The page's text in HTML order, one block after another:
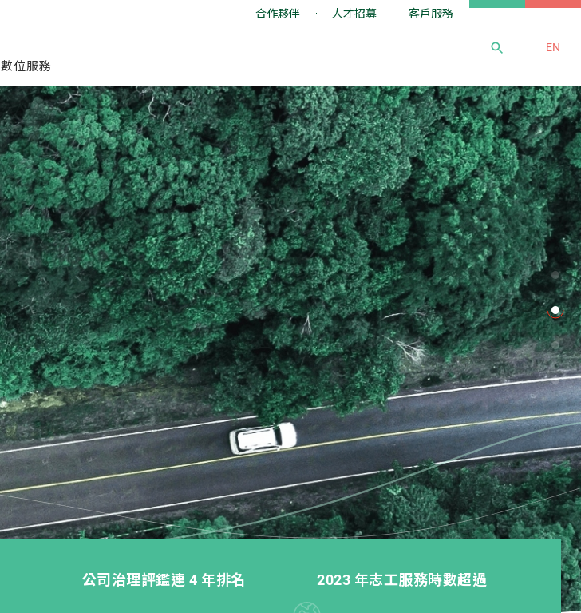
合作夥伴 人才招募 客戶服務
數位服務
EN
公司治理評鑑連 4 年排名 2023 年志工服務時數超過